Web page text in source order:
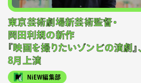
東京芸術劇場新芸術監督・
岡田利規の新作
『映画を撮りたいゾンビの演劇』、
8月上演
NiEW編集部